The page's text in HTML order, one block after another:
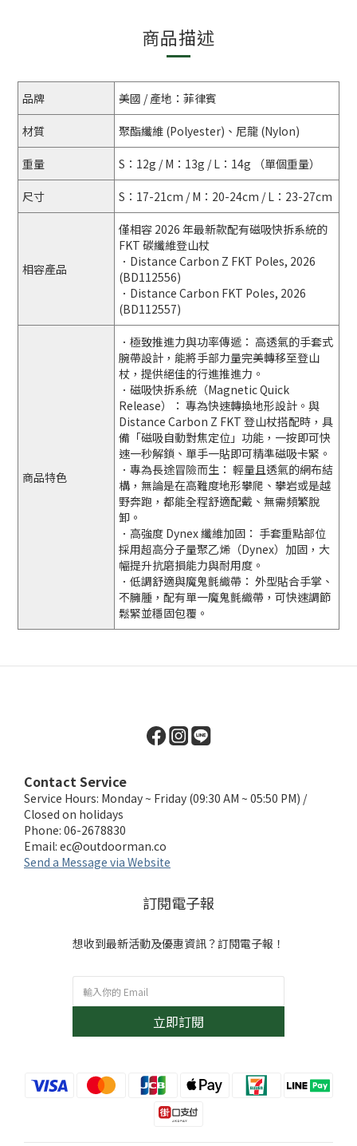
商品描述
品牌 美國 / 產地：菲律賓
材質 聚酯纖維 (Polyester)、尼龍 (Nylon)
重量 S：12g / M：13g / L：14g （單個重量）
尺寸 S：17-21cm / M：20-24cm / L：23-27cm
相容產品
僅相容 2026 年最新款配有磁吸快拆系統的
FKT 碳纖維登山杖
．Distance Carbon Z FKT Poles, 2026
(BD112556)
．Distance Carbon FKT Poles, 2026
(BD112557)
商品特色
．極致推進力與功率傳遞： 高透氣的手套式
腕帶設計，能將手部力量完美轉移至登山
杖，提供絕佳的行進推進力。
．磁吸快拆系統（Magnetic Quick
Release）： 專為快速轉換地形設計。與
Distance Carbon Z FKT 登山杖搭配時，具
備「磁吸自動對焦定位」功能，一按即可快
速一秒解鎖、單手一貼即可精準磁吸卡緊。
．專為長途冒險而生： 輕量且透氣的網布結
構，無論是在高難度地形攀爬、攀岩或是越
野奔跑，都能全程舒適配戴、無需頻繁脫
卸。
．高強度 Dynex 纖維加固： 手套重點部位
採用超高分子量聚乙烯（Dynex）加固，大
幅提升抗磨損能力與耐用度。
．低調舒適與魔鬼氈織帶： 外型貼合手掌、
不臃腫，配有單一魔鬼氈織帶，可快速調節
鬆緊並穩固包覆。
Contact Service
Service Hours: Monday ~ Friday (09:30 AM ~ 05:50 PM) /
Closed on holidays
Phone: 06-2678830
Email: ec@outdoorman.co
Send a Message via Website
訂閱電子報
想收到最新活動及優惠資訊？訂閱電子報！
立即訂閱